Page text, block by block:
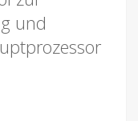
und